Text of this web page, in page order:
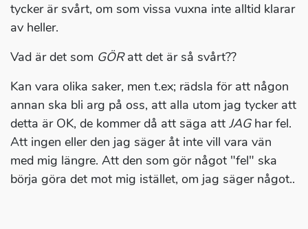
tycker är svårt, om som vissa vuxna inte alltid klarar
av heller.
Vad är det som GÖRatt det är så svårt??
Kan vara olika saker, men t.ex; rädsla för att någon
annan ska bli arg på oss, att alla utom jag tycker att
detta är OK, de kommer då att säga att JAGhar fel.
Att ingen eller den jag säger åt inte vill vara vän
med mig längre. Att den som gör något "fel" ska
börja göra det mot mig istället, om jag säger något..